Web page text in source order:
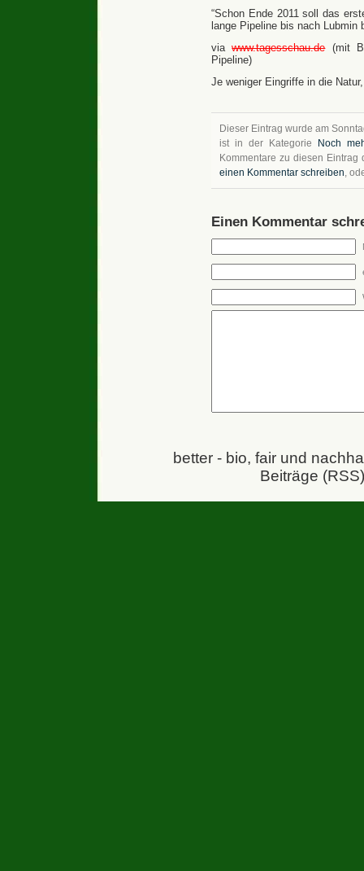
“Schon Ende 2011 soll das
lange Pipeline bis nach Lubmin
viawww.tagesschau.de(mit
Pipeline)
Je weniger Eingriffe in die
Dieser Eintrag wurde am
ist in der Kategorie
Noch
Kommentare zu diesen
einen Kommentar schreiben,
Einen Kommentar
better - bio, fair und
Beiträge (RSS)